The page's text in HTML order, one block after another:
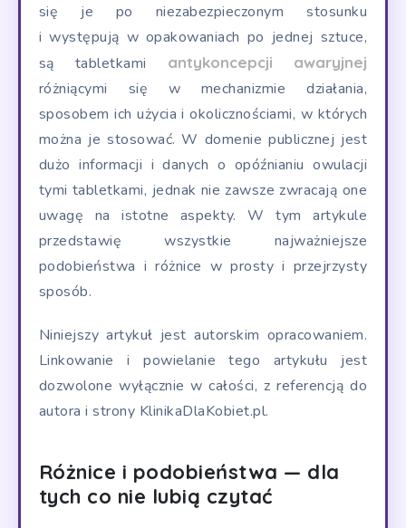
się je po niezabezpieczonym stosunku
i występują w opakowaniach po jednej sztuce,
są tabletkami antykoncepcji awaryjnej
różniącymi się w mechanizmie działania,
sposobem ich użycia i okolicznościami, w których
można je stosować. W domenie publicznej jest
dużo informacji i danych o opóźnianiu owulacji
tymi tabletkami, jednak nie zawsze zwracają one
uwagę na istotne aspekty. W tym artykule
przedstawię wszystkie najważniejsze
podobieństwa i różnice w prosty i przejrzysty
sposób.
Niniejszy artykuł jest autorskim opracowaniem.
Linkowanie i powielanie tego artykułu jest
dozwolone wyłącznie w całości, z referencją do
autora i strony KlinikaDlaKobiet.pl.
Różnice i podobieństwa — dla
tych co nie lubią czytać